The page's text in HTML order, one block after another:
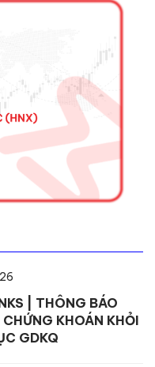
| THÔNG BÁO
KHOÁN KHỎI
GDKQ